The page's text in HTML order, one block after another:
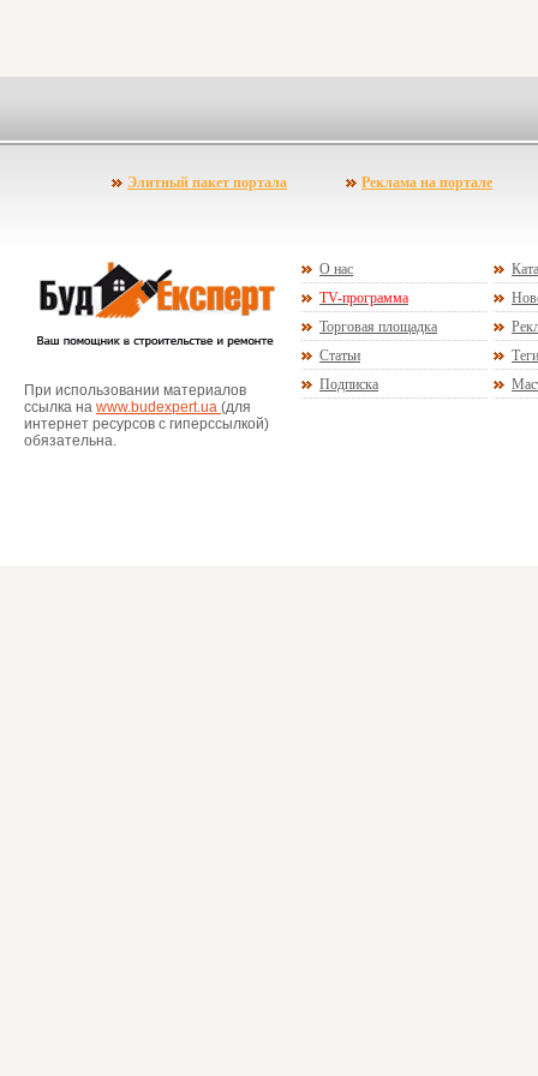
Элитный пакет портала Реклама на портале
При использовании материалов
ссылка на www.budexpert.ua (для
интернет ресурсов с гиперссылкой)
обязательна.
О нас
TV-программа
Торговая площадка
Статьи
Теги
Подписка